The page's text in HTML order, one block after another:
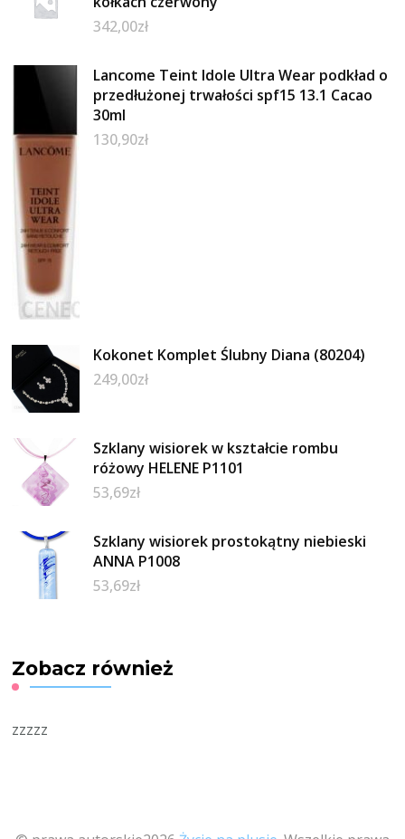
342,00zł
Lancome Teint Idole Ultra Wear podkład o
przedłużonej trwałości spf15 13.1 Cacao
30ml
130,90zł
Kokonet Komplet Ślubny Diana (80204)
249,00zł
Szklany wisiorek w kształcie rombu
różowy HELENE P1101
53,69zł
Szklany wisiorek prostokątny niebieski
ANNA P1008
53,69zł
Zobacz również
zzzzz